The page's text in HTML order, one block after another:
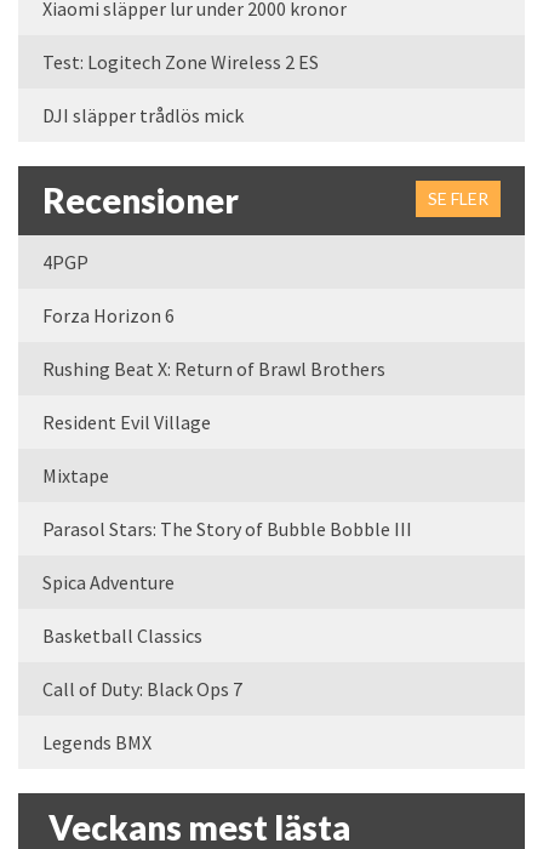
Xiaomi släpper lur under 2000 kronor
Test: Logitech Zone Wireless 2 ES
DJI släpper trådlös mick
Recensioner SE FLER
4PGP
Forza Horizon 6
Rushing Beat X: Return of Brawl Brothers
Resident Evil Village
Mixtape
Parasol Stars: The Story of Bubble Bobble III
Spica Adventure
Basketball Classics
Call of Duty: Black Ops 7
Legends BMX
Veckans mest lästa